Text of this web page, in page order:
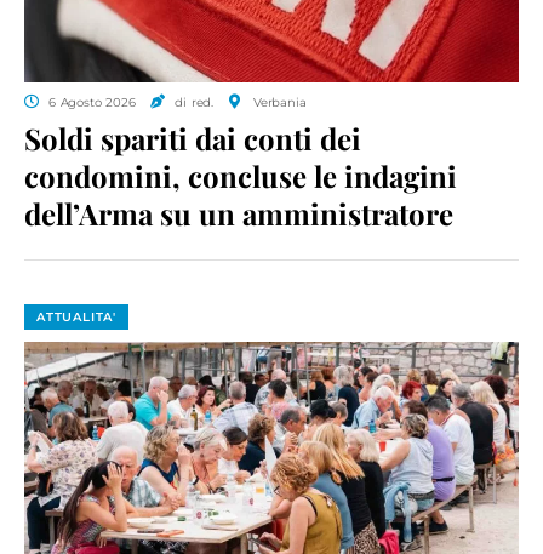
6 Agosto 2026 di red. Verbania
Soldi spariti dai conti dei
condomini, concluse le indagini
dell’Arma su un amministratore
ATTUALITA'